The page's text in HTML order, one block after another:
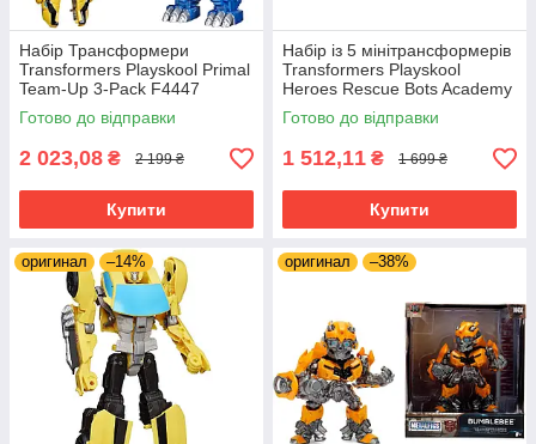
Набір Трансформери
Transformers Playskool Primal
Team-Up 3-Pack F4447
Оптимус Прайм, Бамблбі,
Гримлок 11 см
Готово до відправки
2 023,08 ₴ 2 199 ₴
Купити
Набір із 5 мінітрансформерів
Transformers Playskool
Heroes Rescue Bots Academy
Mini Bot
Готово до відправки
1 512,11 ₴ 1 699 ₴
Купити
оригинал –14% оригинал –38%